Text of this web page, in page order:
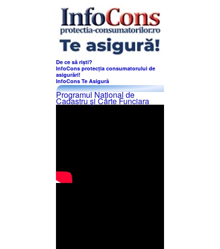
De ce să riști?
InfoCons protecția consumatorului de
asigurări!
InfoCons Te Asigură
Programul Naţional de
Cadastru şi Carte Funciara